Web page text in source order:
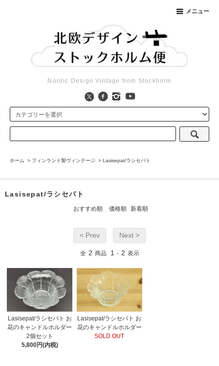
メニュー
Nordic Design Vintage from Stockholm
ホーム > フィンランド製ヴィンテージ > Lasisepat/ラシセパト
Lasisepat/ラシセパト
おすすめ順 価格順 新着順
< Prev Next >
全 2 商品 1 - 2 表示
Lasisepat/ラシセパト お
花のキャンドルホルダー
2個セット
5,800円(内税)
Lasisepat/ラシセパト お
花のキャンドルホルダー
SOLD OUT